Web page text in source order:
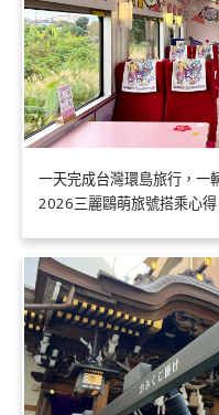
一天完成台灣環島旅行，一
2026三麗鷗萌旅號搭乘心